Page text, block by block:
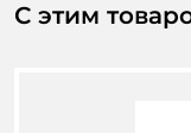
С этим